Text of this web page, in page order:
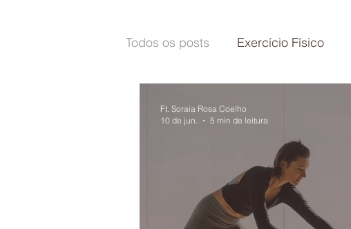
Todos os posts Exercício Físico
Ft. Soraia Rosa Coelho
10 de jun.
5 min de leitura